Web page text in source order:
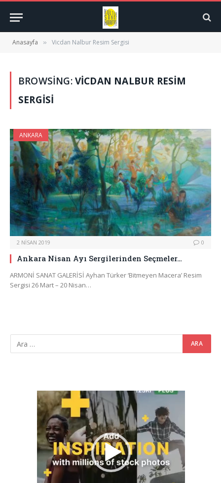
Anasayfa » Vicdan Nalbur Resim Sergisi
BROWSING:VICDAN NALBUR RESIM
SERGISI
ANKARA
2 NISAN 2019 0
Ankara Nisan Ayı Sergilerinden Seçmeler…
ARMONİ SANAT GALERİSİ Ayhan Türker ‘Bitmeyen Macera’ Resim
Sergisi 26 Mart – 20 Nisan…
Video
oynatıcı